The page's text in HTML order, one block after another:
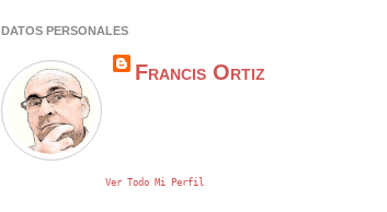
DATOS PERSONALES
Francis Ortiz
Ver Todo Mi Perfil